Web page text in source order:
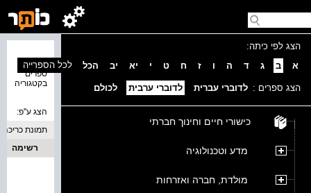
הצג לפי כיתה:
א
ב ג ד ה ו ז ח ט י יא יב הכל
הצג ספרים : לדוברי עברית לדוברי ערבית לכולם
כישורי חיים וחינוך חברתי
מדע וטכנולוגיה
מולדת, חברה ואזרחות
ספרים
בקטגוריה
לכל הספרייה
הצג ע''פ:
תמונת כריכה
רשימה